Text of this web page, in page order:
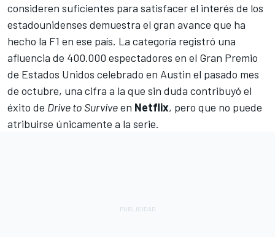
consideren suficientes para satisfacer el interés de los
estadounidenses demuestra el gran avance que ha
hecho la F1 en ese país. La categoría registró una
afluencia de 400.000 espectadores en el Gran Premio
de Estados Unidos celebrado en Austin el pasado mes
de octubre, una cifra a la que sin duda contribuyó el
éxito de Drive to Surviveen Netflix, pero que no puede
atribuirse únicamente a la serie.